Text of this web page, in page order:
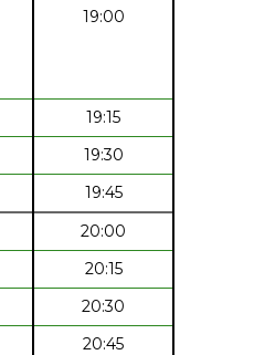
19:00
19:15
19:30
19:45
20:00
20:15
20:30
20:45